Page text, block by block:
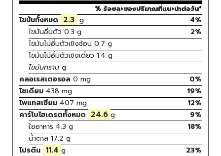
% ร้อยละของปริมาณที่แนะนำต่อวัน*
ไขมันทั้งหมด 2.3 g
4%
ไขมันอิ่มตัว 0.3 g 2%
ไขมันไม่อิ่มตัวเชิงซ้อน 0.7 g
ไขมันไม่อิ่มตัวเชิงเดี่ยว 1.4 g
ไขมันทราน g
คลอเรสเตอรอล 0 mg 0%
โซเดียม 438 mg 19%
โพแทสเซียม 407 mg 12%
คาร์โบไฮเดรตทั้งหมด 24.6 g 9%
ใยอาหาร 4.3 g
18%
น้ำตาล 17.2 g
โปรตีน 11.4 g 23%